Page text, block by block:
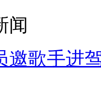
闻
邀歌手进